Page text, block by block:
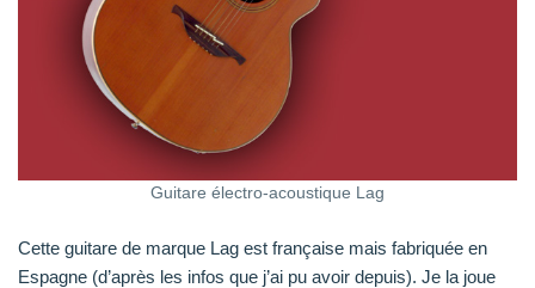
Guitare électro-acoustique Lag
Cette guitare de marque Lag est française mais fabriquée en
Espagne (d’après les infos que j’ai pu avoir depuis). Je la joue